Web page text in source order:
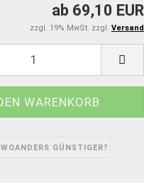
ab 69,10 EUR
zzgl. 19% MwSt. zzgl. Versand
WOANDERS GÜNSTIGER?